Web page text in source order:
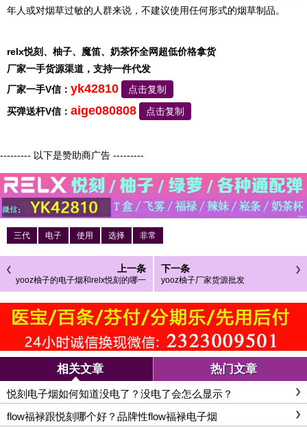
年人或对烟草过敏的人群来说，不建议使用任何形式的烟草制品。
relx悦刻、柚子、魔笛、奶茶怀全网超低价格拿货
厂家一手货源渠道，支持一件代发
厂家一手V信： yk42810
点击复制
买弹送杆V信： aige080808 点击复制
--------- 以下是赞助商广告 ---------
三代 电子 使用 选择 非常
上一条
yooz柚子的电子烟和relx悦刻的哪一
个好
下一条
yooz柚子厂家货源批发
相关文章 热门文章
悦刻电子烟如何知道没电了？没电了会怎么显示？
flow福禄跟悦刻哪个好？品牌性flow福禄电子烟